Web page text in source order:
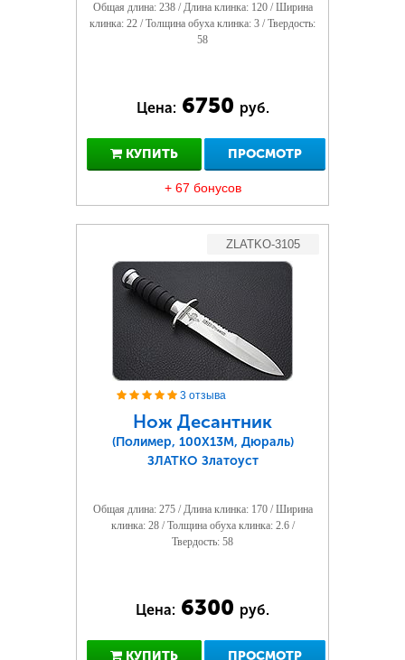
Общая длина: 238 / Длина клинка: 120 / Ширина
клинка: 22 / Толщина обуха клинка: 3 / Твердость:
58
Цена: 6750 руб.
КУПИТЬ ПРОСМОТР
+ 67 бонусов
ZLATKO-3105
3 отзыва
Нож Десантник
(Полимер, 100Х13М, Дюраль)
ЗЛАТКО Златоуст
Общая длина: 275 / Длина клинка: 170 / Ширина
клинка: 28 / Толщина обуха клинка: 2.6 /
Твердость: 58
Цена: 6300 руб.
КУПИТЬ ПРОСМОТР